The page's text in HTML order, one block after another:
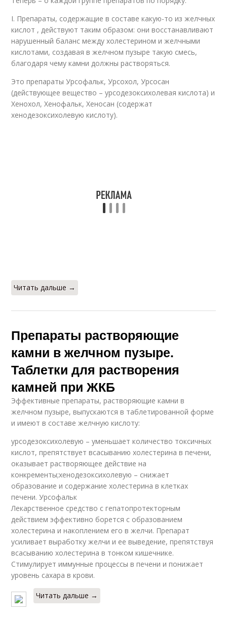
I. Препараты, содержащие в составе какую-то из желчных
кислот , действуют таким образом: они восстанавливают
нарушенный баланс между холестерином и желчными
кислотами, создавая в желчном пузыре такую смесь,
благодаря чему камни должны растворяться.
Это препараты Урсофальк, Урсохол, Урсосан
(действующее вещество – урсодезоксихолевая кислота) и
Хенохол, Хенофальк, Хеносан (содержат
хенодезоксихолевую кислоту).
Читать дальше →
Препараты растворяющие
камни в желчном пузыре.
Таблетки для растворения
камней при ЖКБ
Эффективные препараты, растворяющие камни в
желчном пузыре, выпускаются в таблетированной форме
и имеют в составе желчную кислоту:
урсодезоксихолевую – уменьшает количество токсичных
кислот, препятствует всасыванию холестерина в печени,
оказывает растворяющее действие на
конкременты;хенодезоксихолевую – снижает
образование и содержание холестерина в клетках
печени. Урсофальк
Лекарственное средство с гепатопротекторным
действием эффективно борется с образованием
холестерина и накоплением его в желчи. Препарат
усиливает выработку желчи и ее выведение, препятствуя
всасыванию холестерина в тонком кишечнике.
Стимулирует иммунные процессы в печени и понижает
уровень сахара в крови.
Читать дальше →